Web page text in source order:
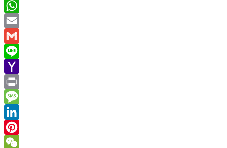
Twitter
WhatsApp
Email
Gmail
Line
Yahoo
Mail
Print
Message
LinkedIn
Pinterest